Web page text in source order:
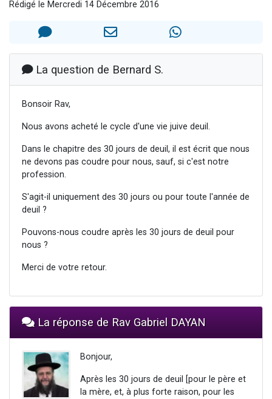
2 nouvelles musiques dans Torah-Box Music
8 personnes viennent de faire un don pour Tsédaka : pauvres d'Israel
2 personnes viennent de faire un don pour 1 Journée de Vacances Pour les Enfants
Rédigé le Mercredi 14 Décembre 2016
La question de Bernard S.
Bonsoir Rav,
Nous avons acheté le cycle d'une vie juive deuil.
Dans le chapitre des 30 jours de deuil, il est écrit que nous
ne devons pas coudre pour nous, sauf, si c'est notre
profession.
S'agit-il uniquement des 30 jours ou pour toute l'année de
deuil ?
Pouvons-nous coudre après les 30 jours de deuil pour
nous ?
Merci de votre retour.
La réponse de Rav Gabriel DAYAN
Bonjour,
Après les 30 jours de deuil [pour le père et
la mère, et, à plus forte raison, pour les